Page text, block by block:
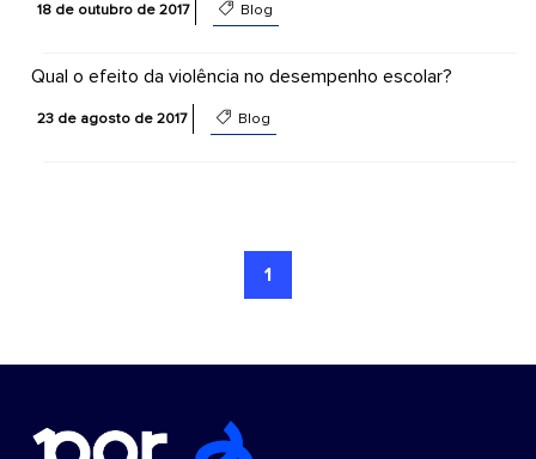
18 de outubro de 2017 Blog
Qual o efeito da violência no desempenho escolar?
23 de agosto de 2017 Blog
1